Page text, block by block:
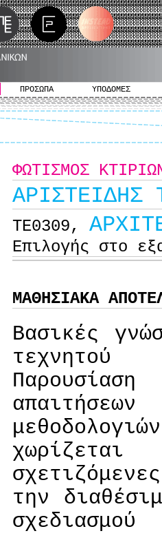
ΠΡΟΣΩΠΑ ΥΠΟΔΟΜΕΣ
ΦΩΤΙΣΜΟΣ
AΡΙΣΤΕΙΔΗΣ
ΤΕ0309,
Επιλογής στο
ΜΑΘΗΣΙΑΚΑ
Βασικές
τεχνητού
την
σχεδιασμού